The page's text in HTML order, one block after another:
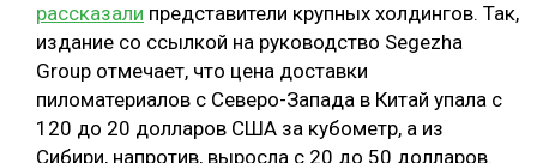
ЛОГИСТИКА
ПРОИЗВОДСТВО ДРЕВЕСНЫХ ПЛИТ
ЦБП
ПОДБОРКИ СТАТЕЙ
рассказали представители крупных холдингов. Так,
издание со ссылкой на руководство Segezha
Group отмечает, что цена доставки
пиломатериалов с Северо-Запада в Китай упала с
120 до 20 долларов США за кубометр, а из
Сибири, напротив, выросла с 20 до 50 долларов.